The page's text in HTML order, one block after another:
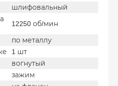
шлифовальный
12250 об/мин
по металлу
1 шт
вогнутый
зажим